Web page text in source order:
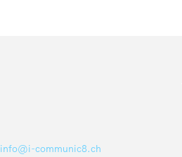
info@i-communic8.ch